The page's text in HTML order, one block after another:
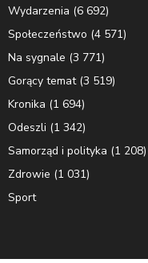
Wydarzenia (6 692)
Społeczeństwo (4 571)
Na sygnale (3 771)
Gorący temat(3 519)
Kronika (1 694)
Odeszli (1 342)
Samorząd i polityka (1 208)
Zdrowie (1 031)
Sport